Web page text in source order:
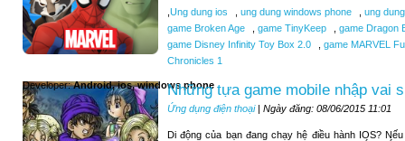
Ung dung ios ung dung windows phone
ung
game Broken Age
game TinyKeep
game Dragon
game Disney Infinity Toy Box 2.0
game MARVEL
Chronicles 1
Developer:Android, ios, windows phoneNhững tựa game mobile nhập vai
Ứng dụng điện thoại| Ngày đăng: 08/06/2015 11:01
Di động của bạn đang chạy hệ điều hành IOS?